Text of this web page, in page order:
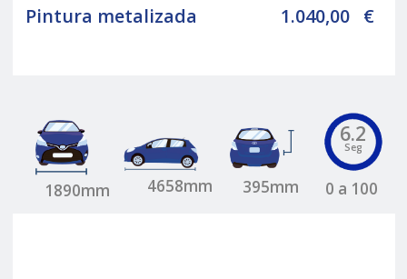
Pintura metalizada 1.040,00 €
1890mm 4658mm 395mm
6.2
Seg
0 a 100